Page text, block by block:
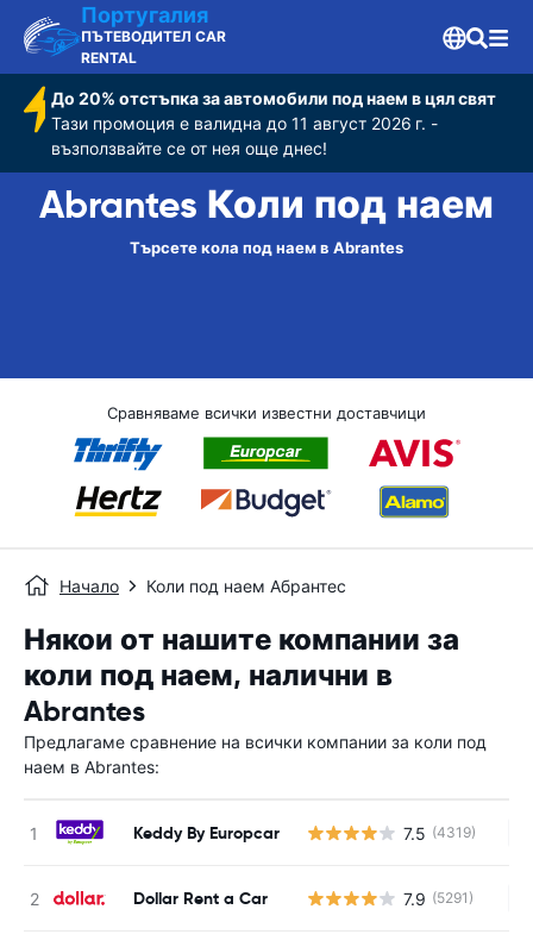
Португалия
ПЪТЕВОДИТЕЛ CAR
RENTAL
До 20% отстъпка за автомобили под наем в цял свят
Тази промоция е валидна до 11 август 2026 г. -
възползвайте се от нея още днес!
Abrantes Коли под наем
Търсете кола под наем в Abrantes
Сравняваме всички известни доставчици
Начало Коли под наем Абрантес
Някои от нашите компании за
коли под наем, налични в
Abrantes
Предлагаме сравнение на всички компании за коли под
наем в Abrantes:
Keddy By Europcar 7.5 (4319)
Dollar Rent a Car 7.9 (5291)